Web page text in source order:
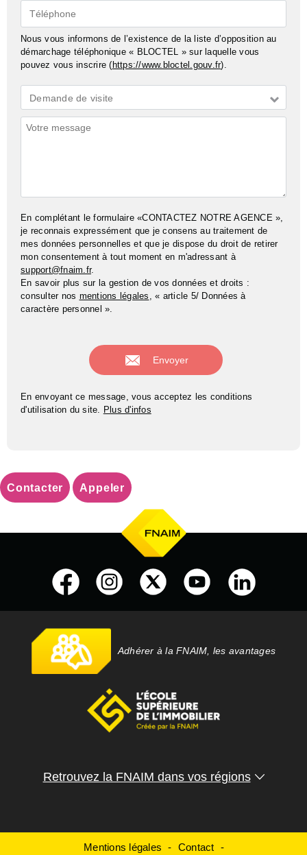
Téléphone
Nous vous informons de l’existence de la liste d’opposition au
démarchage téléphonique « BLOCTEL » sur laquelle vous
pouvez vous inscrire (https://www.bloctel.gouv.fr).
Demande
*
Demande de visite
Commentaires
En complétant le formulaire «CONTACTEZ NOTRE AGENCE »,
je reconnais expressément que je consens au traitement de
mes données personnelles et que je dispose du droit de retirer
mon consentement à tout moment en m'adressant à
support@fnaim.fr.
En savoir plus sur la gestion de vos données et droits :
consulter nos mentions légales , « article 5/ Données à
caractère personnel ».
En envoyant ce message, vous acceptez les conditions
d'utilisation du site. Plus d'infos
Contacter Appeler
Adhérer à la FNAIM, les avantages
Retrouvez la FNAIM dans vos régions
Mentions légales Contact